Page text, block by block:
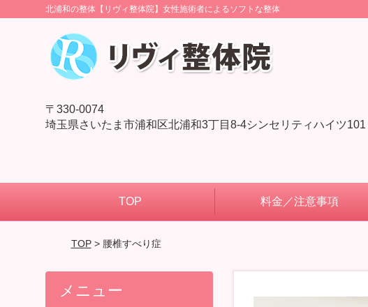
北浦和の整体【リヴィ整体院】女性施術者によるソフトな整体
〒330-0074
埼玉県さいたま市浦和区北浦和3丁目8-4シンセリティハイツ101
TOP 料金／注意事項
TOP> 腰椎すべり症
メニュー